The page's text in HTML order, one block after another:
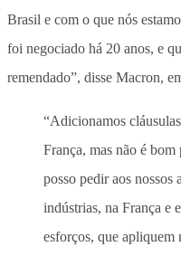
Brasil e com o que nós
foi negociado há 20 anos, e
remendado”, disse Macron,
“Adicionamos
França, mas não é
posso pedir aos nossos
indústrias, na França e
esforços, que apliquem